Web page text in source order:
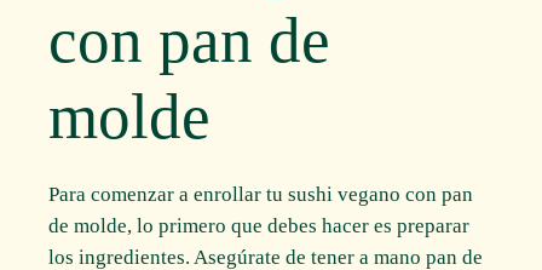
con pan de
molde
Para comenzar a enrollar tu sushi vegano con pan
de molde, lo primero que debes hacer es preparar
los ingredientes. Asegúrate de tener a mano pan de